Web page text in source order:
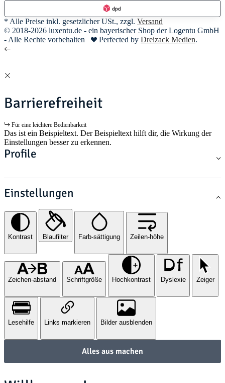
* Alle Preise inkl. gesetzlicher USt., zzgl. Versand
© 2018-2026 luxentu.de - ein bayerischer Shop der Logentu GmbH
- Alle Rechte vorbehalten
Perfected by Dreizack Medien.
Barrierefreiheit
Für eine leichtere Bedienbarkeit
Das ist ein Beispieltext. Der Beispieltext hilft dir, die Wirkung der
Einstellungen besser zu erkennen.
Profile
Einstellungen
Kontrast Blaufilter Farb-sättigung Zeilen-höhe
Zeichen-abstand Schriftgröße Hochkontrast Dyslexie Zeiger
Lesehilfe Links markieren Bilder ausblenden
Alles aus machen